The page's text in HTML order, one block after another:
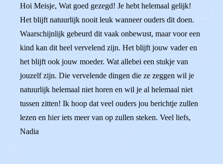
Hoi Meisje, Wat goed gezegd! Je hebt helemaal gelijk!
Het blijft natuurlijk nooit leuk wanneer ouders dit doen.
Waarschijnlijk gebeurd dit vaak onbewust, maar voor een
kind kan dit heel vervelend zijn. Het blijft jouw vader en
het blijft ook jouw moeder. Wat allebei een stukje van
jouzelf zijn. Die vervelende dingen die ze zeggen wil je
natuurlijk helemaal niet horen en wil je al helemaal niet
tussen zitten! Ik hoop dat veel ouders jou berichtje zullen
lezen en hier iets meer van op zullen steken. Veel liefs,
Nadia